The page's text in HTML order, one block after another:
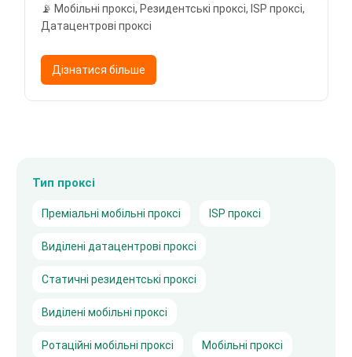
📡 Мобільні проксі, Резидентські проксі, ISP проксі,
Датацентрові проксі
Дізнатися більше
Тип проксі
Преміальні мобільні проксі ISP проксі
Виділені датацентрові проксі
Статичні резидентські проксі
Виділені мобільні проксі
Ротаційні мобільні проксі Мобільні проксі